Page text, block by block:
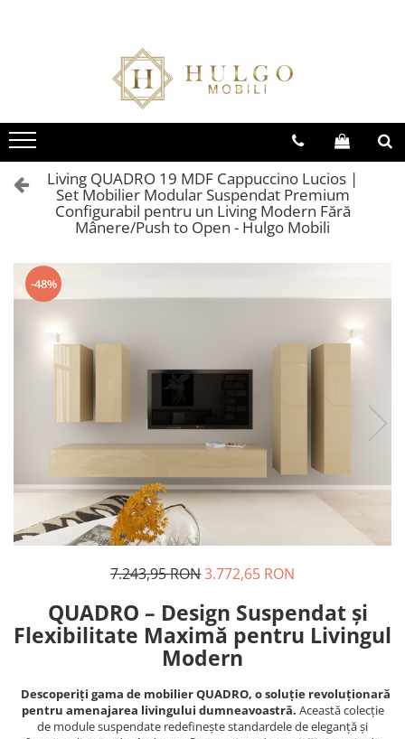
Bucatarie EVORA
Seturi Bucatarie Evora
Corpuri Evora
Bucatarie BLANCA
Seturi Bucatarie Blanca
Corpuri Blanca
Living QUADRO
Colectia QUADRO
Seturi Living QUADRO
Corpuri QUADRO
Seturi Baie Eos
Corpuri Baie Eos
Living QUADRO 19 MDF Cappuccino Lucios |
Set Mobilier Modular Suspendat Premium
Configurabil pentru un Living Modern Fără
Mânere/Push to Open - Hulgo Mobili
-48%
7.243,95 RON3.772,65 RON
QUADRO – Design Suspendat și
Flexibilitate Maximă pentru Livingul
Modern
Descoperiți gama de mobilier QUADRO, o soluție revoluționară
pentru amenajarea livingului dumneavoastră. Această colecție
de module suspendate redefinește standardele de eleganță și